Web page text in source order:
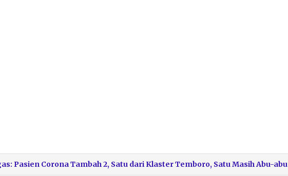
Pasien Corona Tambah 2, Satu dari Klaster Temboro, Satu Masih Abu-abu